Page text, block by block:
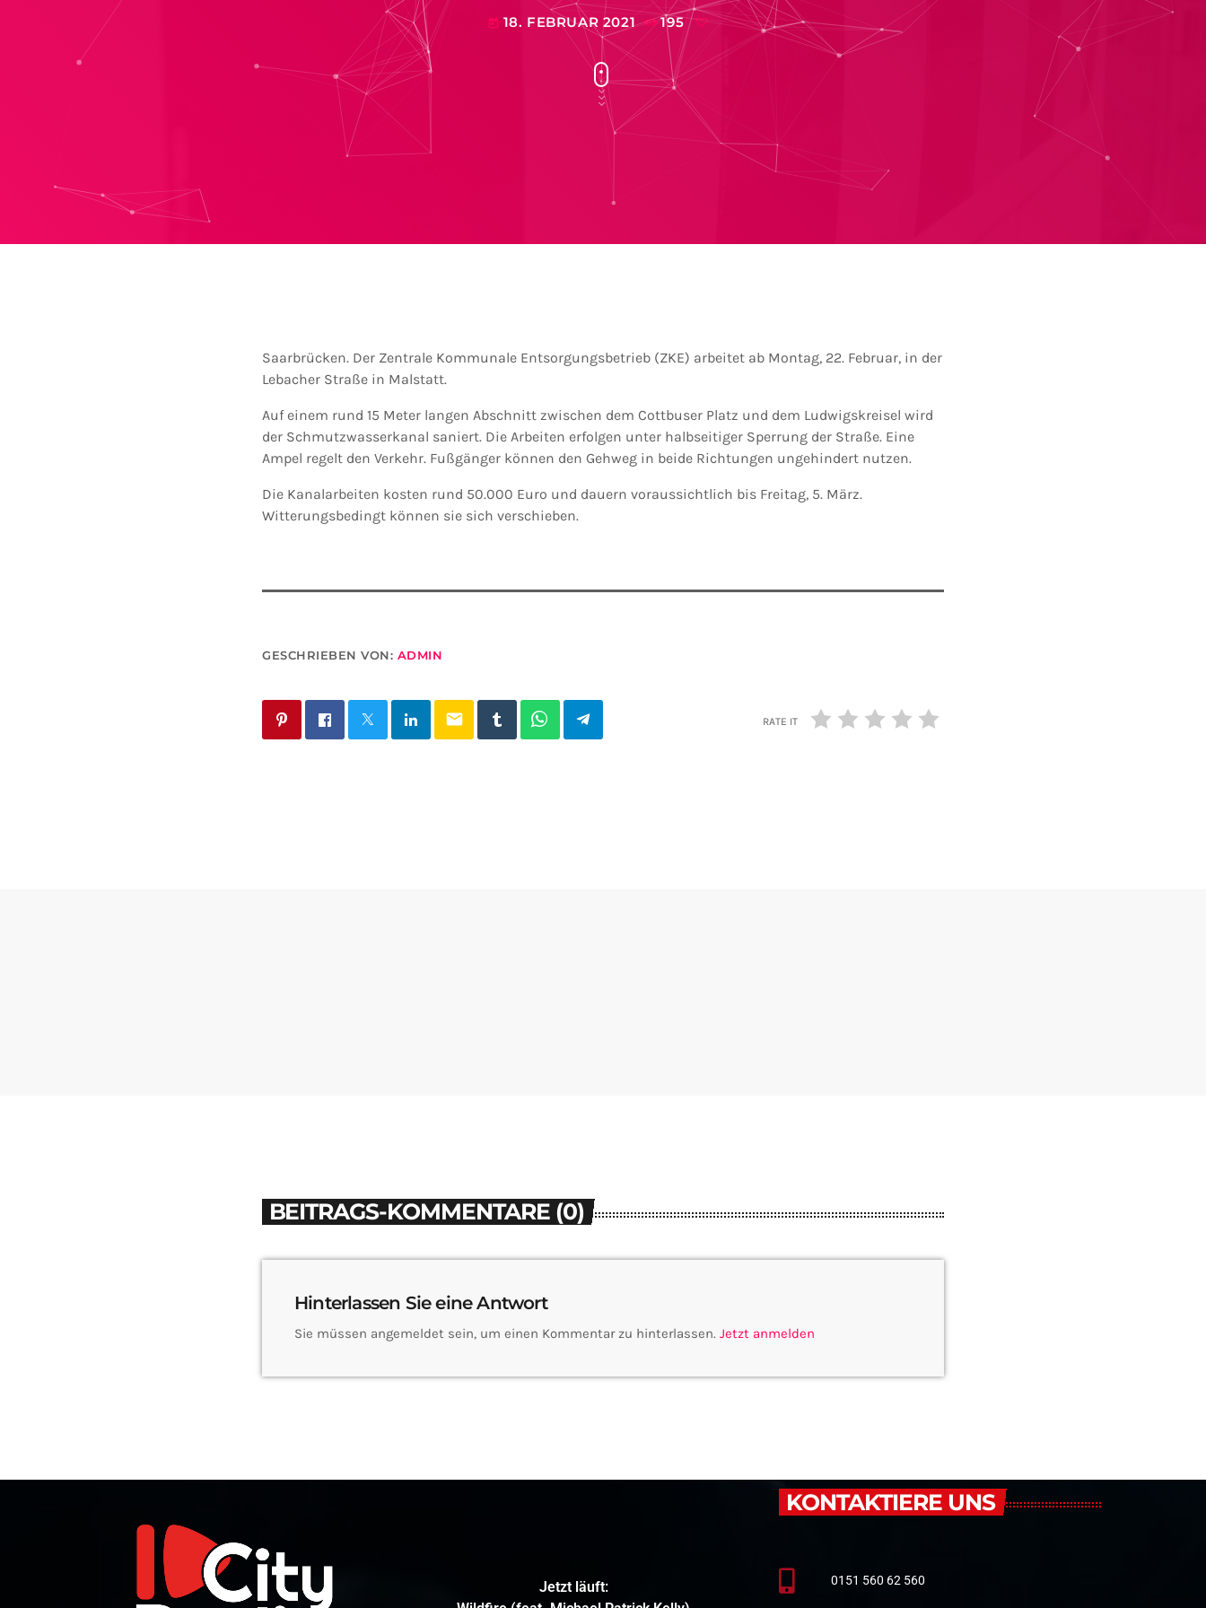
today 18. FEBRUAR 2021 195
Saarbrücken. Der Zentrale Kommunale Entsorgungsbetrieb (ZKE) arbeitet ab Montag, 22. Februar, in der
Lebacher Straße in Malstatt.
Auf einem rund 15 Meter langen Abschnitt zwischen dem Cottbuser Platz und dem Ludwigskreisel wird
der Schmutzwasserkanal saniert. Die Arbeiten erfolgen unter halbseitiger Sperrung der Straße. Eine
Ampel regelt den Verkehr. Fußgänger können den Gehweg in beide Richtungen ungehindert nutzen.
Die Kanalarbeiten kosten rund 50.000 Euro und dauern voraussichtlich bis Freitag, 5. März.
Witterungsbedingt können sie sich verschieben.
GESCHRIEBEN VON: ADMIN
email RATE IT
BEITRAGS-KOMMENTARE (0)
Hinterlassen Sie eine Antwort
Sie müssen angemeldet sein, um einen Kommentar zu hinterlassen. Jetzt anmelden
Jetzt läuft:
KONTAKTIERE UNS
0151 560 62 560